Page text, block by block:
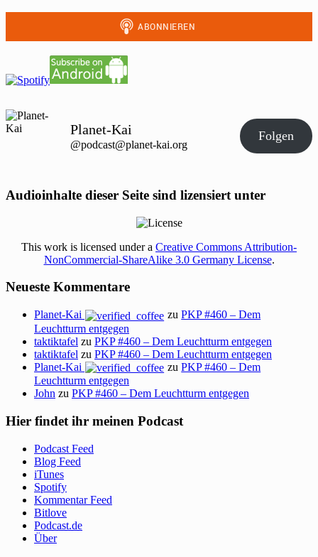
Planet-Kai
@podcast@planet-kai.org
Folgen
Audioinhalte dieser Seite sind lizensiert unter
This work is licensed under a Creative Commons Attribution-
NonCommercial-ShareAlike 3.0 Germany License.
Neueste Kommentare
Planet-Kai zuPKP #460 – Dem
Leuchtturm entgegen
taktiktafel zu PKP #460 – Dem Leuchtturm entgegen
taktiktafel zu PKP #460 – Dem Leuchtturm entgegen
Planet-Kai
zuPKP #460 – Dem
Leuchtturm entgegen
John zu PKP #460 – Dem Leuchtturm entgegen
Hier findet ihr meinen Podcast
Podcast Feed
Blog Feed
iTunes
Spotify
Kommentar Feed
Bitlove
Podcast.de
Über